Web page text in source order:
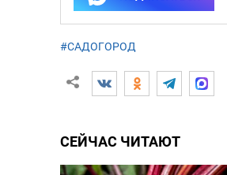
#САДОГОРОД
СЕЙЧАС ЧИТАЮТ